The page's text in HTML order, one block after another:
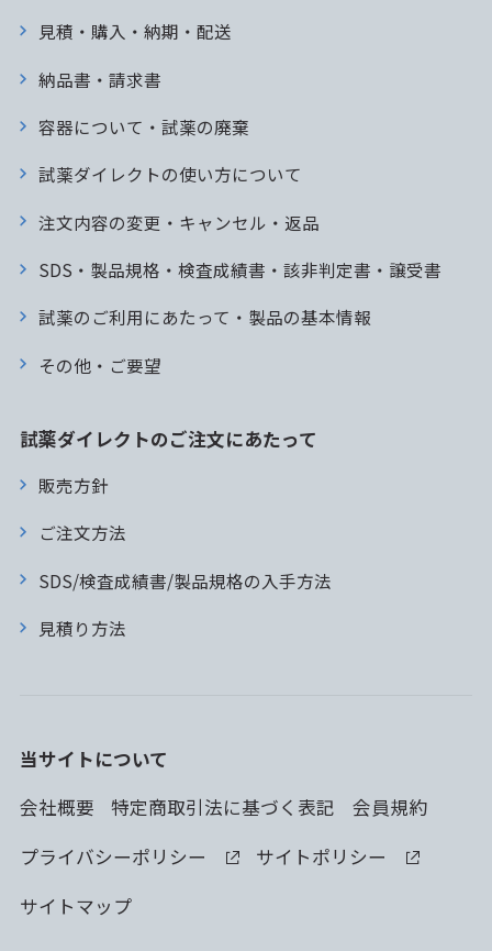
見積・購入・納期・配送
納品書・請求書
容器について・試薬の廃棄
試薬ダイレクトの使い方について
注文内容の変更・キャンセル・返品
SDS・製品規格・検査成績書・該非判定書・譲受書
試薬のご利用にあたって・製品の基本情報
その他・ご要望
試薬ダイレクトのご注文にあたって
販売方針
ご注文方法
SDS/検査成績書/製品規格の入手方法
見積り方法
当サイトについて
会社概要
特定商取引法に基づく表記
会員規約
プライバシーポリシー
サイトポリシー
サイトマップ